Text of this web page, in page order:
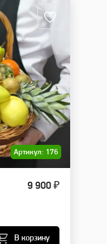
Артикул: 176
9 900 ₽
В корзину